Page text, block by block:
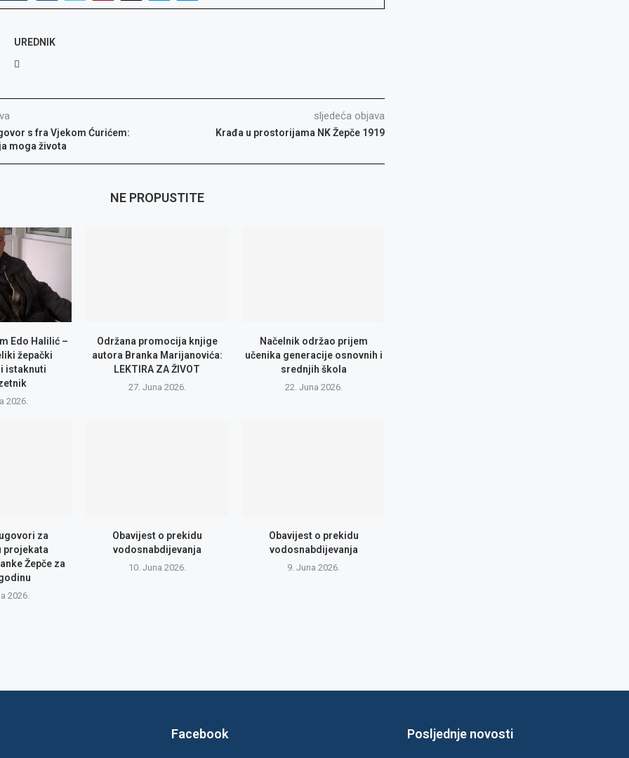
UREDNIK
s fra Vjekom Ćurićem:
moga života
sljedeća objava
Krađa u prostorijama NK Žepče 1919
NE PROPUSTITE
Edo Halilić –
žepački
istaknuti
2026.
Održana promocija knjige
autora Branka Marijanovića:
LEKTIRA ZA ŽIVOT
27. Juna 2026.
Načelnik održao prijem
učenika generacije osnovnih i
srednjih škola
22. Juna 2026.
za
projekata
Žepče za
2026.
Obavijest o prekidu
vodosnabdijevanja
10. Juna 2026.
Obavijest o prekidu
vodosnabdijevanja
9. Juna 2026.
Facebook Posljednje novosti